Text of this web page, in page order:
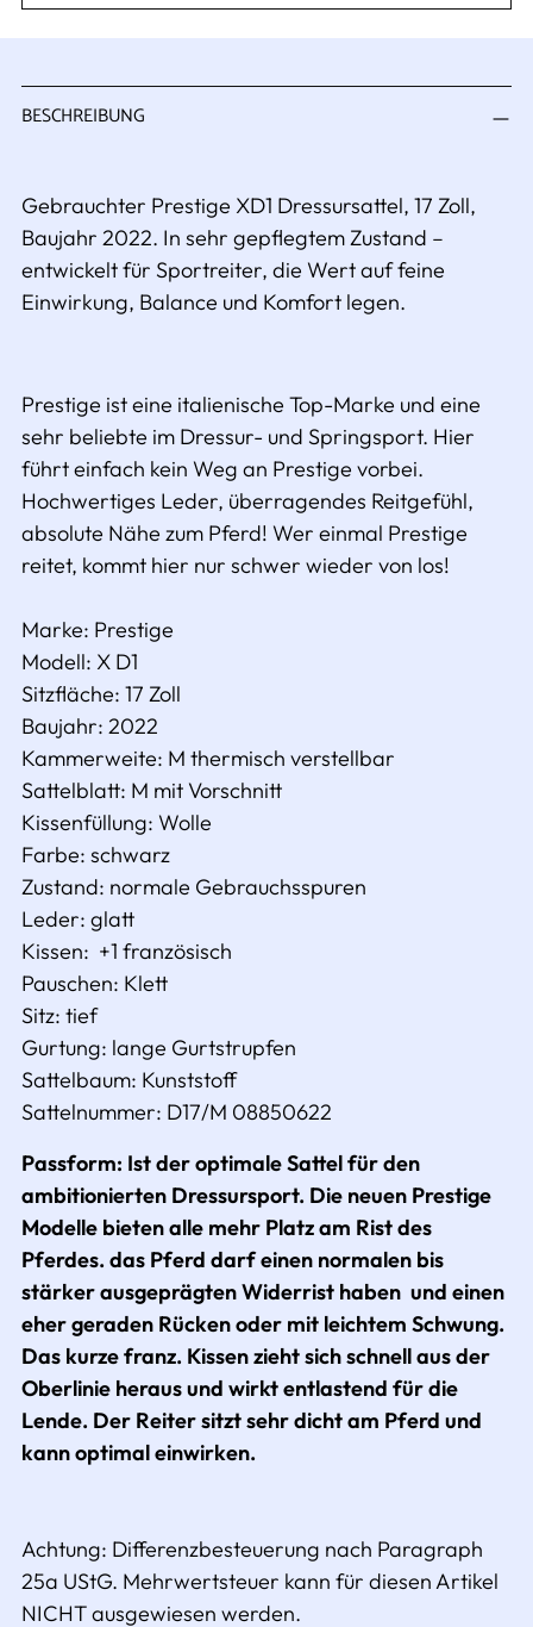
in
den
BESCHREIBUNG
Gebrauchter Prestige XD1 Dressursattel, 17 Zoll,
Baujahr 2022. In sehr gepflegtem Zustand –
entwickelt für Sportreiter, die Wert auf feine
Einwirkung, Balance und Komfort legen.
Prestige ist eine italienische Top-Marke und eine
sehr beliebte im Dressur- und Springsport. Hier
führt einfach kein Weg an Prestige vorbei.
Hochwertiges Leder, überragendes Reitgefühl,
absolute Nähe zum Pferd! Wer einmal Prestige
reitet, kommt hier nur schwer wieder von los!
Marke: Prestige
Modell: X D1
Sitzfläche: 17 Zoll
Baujahr: 2022
Kammerweite: M thermisch verstellbar
Sattelblatt: M mit Vorschnitt
Kissenfüllung: Wolle
Farbe: schwarz
Zustand: normale Gebrauchsspuren
Leder: glatt
Kissen: +1 französisch
Pauschen: Klett
Sitz: tief
Gurtung: lange Gurtstrupfen
Sattelbaum: Kunststoff
Sattelnummer: D17/M 08850622
Passform: Ist der optimale Sattel für den
ambitionierten Dressursport. Die neuen Prestige
Modelle bieten alle mehr Platz am Rist des
Pferdes. das Pferd darf einen normalen bis
stärker ausgeprägten Widerrist haben und einen
eher geraden Rücken oder mit leichtem Schwung.
Das kurze franz. Kissen zieht sich schnell aus der
Oberlinie heraus und wirkt entlastend für die
Lende. Der Reiter sitzt sehr dicht am Pferd und
kann optimal einwirken.
Achtung: Differenzbesteuerung nach Paragraph
25a UStG. Mehrwertsteuer kann für diesen Artikel
NICHT ausgewiesen werden.